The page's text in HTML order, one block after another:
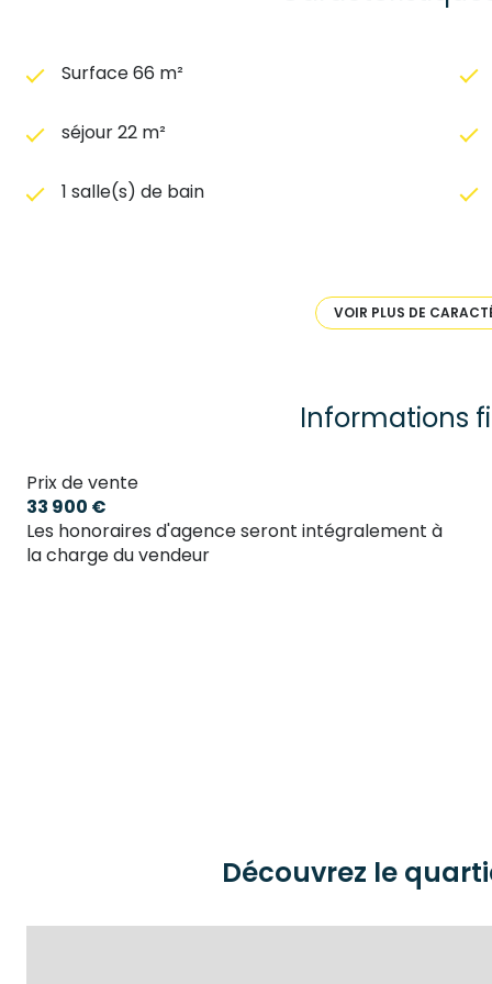
Surface 66 m²
séjour 22 m²
1 salle(s) de bain
Chauffage individuel : chaudière (fioul)
VOIR PLUS DE
Informations
Prix de vente
33 900 €
Les honoraires d'agence seront intégralement à
la charge du vendeur
Découvrez le